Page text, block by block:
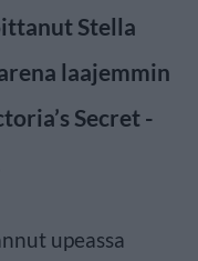
Stella
laajemmin
Secret -
upeassa